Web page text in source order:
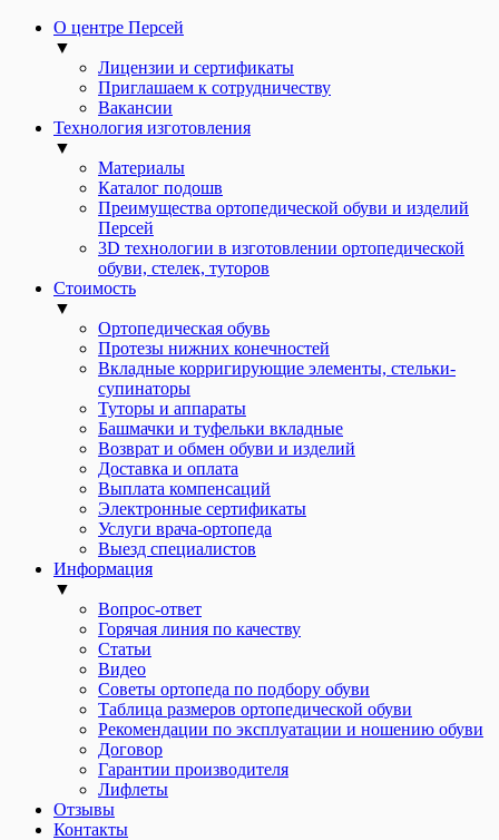
О центре Персей
▼
Лицензии и сертификаты
Приглашаем к сотрудничеству
Вакансии
Технология изготовления
▼
Материалы
Каталог подошв
Преимущества ортопедической обуви и изделий
Персей
3D технологии в изготовлении ортопедической
обуви, стелек, туторов
Стоимость
▼
Ортопедическая обувь
Протезы нижних конечностей
Вкладные корригирующие элементы, стельки-
супинаторы
Туторы и аппараты
Башмачки и туфельки вкладные
Возврат и обмен обуви и изделий
Доставка и оплата
Выплата компенсаций
Электронные сертификаты
Услуги врача-ортопеда
Выезд специалистов
Информация
▼
Вопрос-ответ
Горячая линия по качеству
Статьи
Видео
Советы ортопеда по подбору обуви
Таблица размеров ортопедической обуви
Рекомендации по эксплуатации и ношению обуви
Договор
Гарантии производителя
Лифлеты
Отзывы
Контакты